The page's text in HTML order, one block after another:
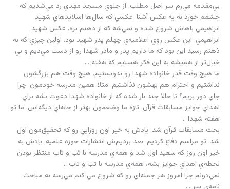
بي‌مقدمه مي‌رم سر اصل مطلب. از جلوي مسجد مهدي رد مي‌شديم که
چشمم خورد به يه عکس آشنا. عکسي که سال‌ها اسلايد‌هاي شهيد
ابراهيمي باهاش شروع شده و نمي‌شه که از ذهنم بره. عکس شهيد
ابراهيمي. اين عکس روي اعلاميه‌ي چهلم پدر شهيد بود. اولين چيزي که به
ذهنم رسيد اين بود که ما داريم پدر و مادر شهدا رو از دست مي‌ديم و بي
خيال‌تر از هميشه به اين فکر هستيم که هفته …
ما هيچ وقت قدر خانواده شهدا رو ندونستيم. هيچ وقت هم بزرگشون
نداشتيم و احترام هم بهشون نذاشتيم. مثلا همين مدرسه خودمون. چرا
جاي دور بريم؟ تا حالا چند بار شده که از خانواده شهدا دعوت بشه براي
اهداي جوايز مسابقات قرآن. تازه ما وضعمون بهتر از جاهاي ديگه‌اس. ما تو
هفته شهدا …
بحث مسابقات قرآن شد. يادش به خير اون روزايي رو که تحقيق‌مون اول
شد. تو مراسم دفاع کرديم. بعد برديم‌ش انتشارات حوزه علميه. يادش به
خير اون روز که سعيد اول شد و همه‌ي مدرسه با تب و تاب منتظر بودن
لحظه‌ي اهداي جوايز بشه، همه‌ي مدرسه با تب و تاب …
نمي‌دونم چرا امروز هر جمله‌اي رو که شروع مي کنم مي‌رسه به مباحث